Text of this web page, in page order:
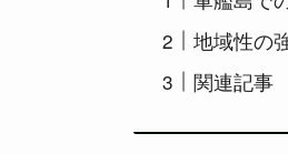
地域性の
関連記事